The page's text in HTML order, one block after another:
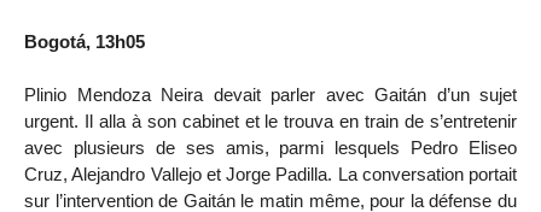
Bogotá, 13h05
Plinio Mendoza Neira devait parler avec Gaitán d’un sujet
urgent. Il alla à son cabinet et le trouva en train de s’entretenir
avec plusieurs de ses amis, parmi lesquels Pedro Eliseo
Cruz, Alejandro Vallejo et Jorge Padilla. La conversation portait
sur l’intervention de Gaitán le matin même, pour la défense du